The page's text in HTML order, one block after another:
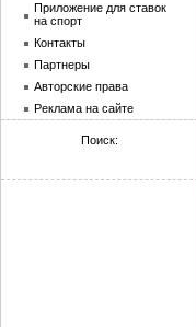
Приложение для ставок
на спорт
Контакты
Партнеры
Авторские права
Реклама на сайте
Поиск: